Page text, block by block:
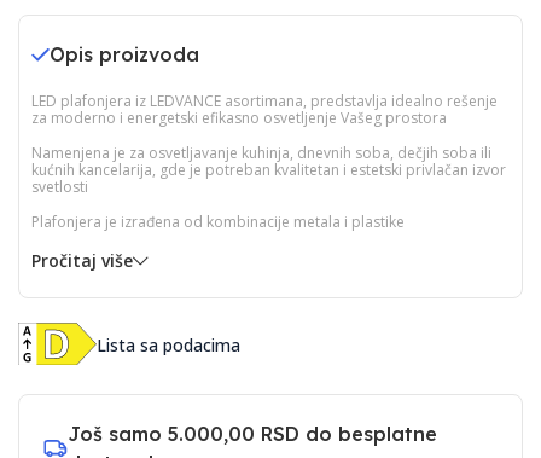
Opis proizvoda
LED plafonjera iz LEDVANCE asortimana, predstavlja idealno rešenje
za moderno i energetski efikasno osvetljenje Vašeg prostora
Namenjena je za osvetljavanje kuhinja, dnevnih soba, dečjih soba ili
kućnih kancelarija, gde je potreban kvalitetan i estetski privlačan izvor
svetlosti
Plafonjera je izrađena od kombinacije metala i plastike
Pročitaj više
Lista sa podacima
Još samo 5.000,00 RSD do besplatne